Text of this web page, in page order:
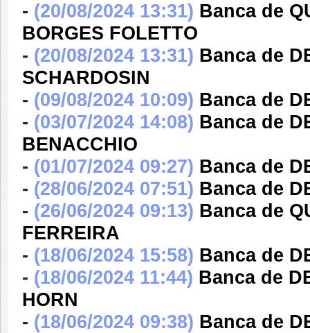
- (20/08/2024 13:31) Banca de
BORGES FOLETTO
- (20/08/2024 13:31) Banca de
SCHARDOSIN
- (09/08/2024 10:09) Banca de
- (03/07/2024 14:08) Banca de
BENACCHIO
- (01/07/2024 09:27) Banca de
- (28/06/2024 07:51) Banca de
- (26/06/2024 09:13) Banca de
FERREIRA
- (18/06/2024 15:58) Banca de
- (18/06/2024 11:44) Banca de
HORN
- (18/06/2024 09:38) Banca de